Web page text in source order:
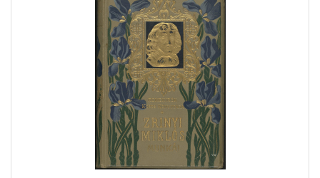
Obitelji Šubić, Zrinski i Frankopan